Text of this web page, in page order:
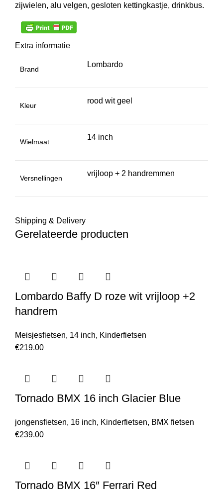
zijwielen, alu velgen, gesloten kettingkastje, drinkbus.
Extra informatie
Brand
Lombardo
Kleur
rood wit geel
Wielmaat
14 inch
Versnellingen
vrijloop + 2 handremmen
Shipping & Delivery
Gerelateerde producten
Lombardo Baffy D roze wit vrijloop +2
handrem
Meisjesfietsen, 14 inch, Kinderfietsen
€219.00
Tornado BMX 16 inch Glacier Blue
jongensfietsen, 16 inch, Kinderfietsen, BMX fietsen
€239.00
Tornado BMX 16″ Ferrari Red